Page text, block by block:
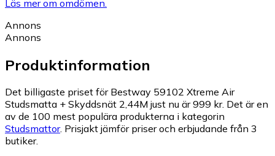
Läs mer om omdömen.
Annons
Annons
Produktinformation
Det billigaste priset för Bestway 59102 Xtreme Air
Studsmatta + Skyddsnät 2,44M just nu är 999 kr. Det är en
av de 100 mest populära produkterna i kategorin
Studsmattor. Prisjakt jämför priser och erbjudande från 3
butiker.